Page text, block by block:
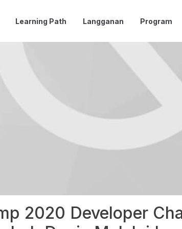
Learning Path Langganan Program
2020 Developer